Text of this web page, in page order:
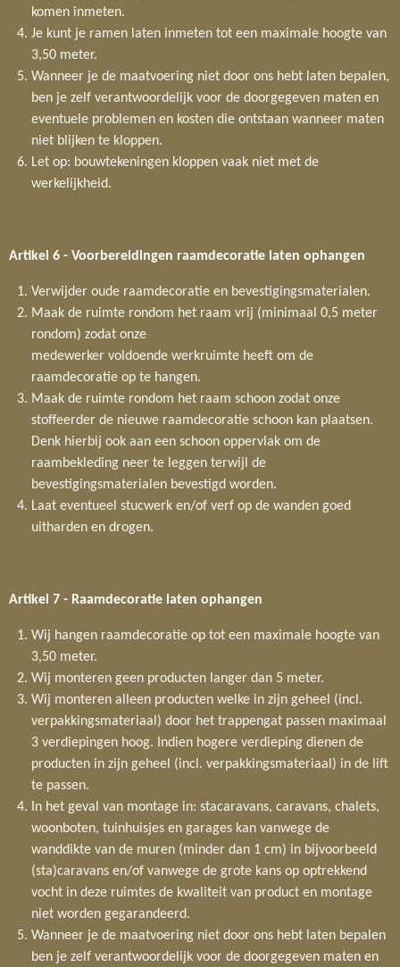
komen inmeten.
Je kunt je ramen laten inmeten tot een maximale hoogte van
3,50 meter.
Wanneer je de maatvoering niet door ons hebt laten bepalen,
ben je zelf verantwoordelijk voor de doorgegeven maten en
eventuele problemen en kosten die ontstaan wanneer maten
niet blijken te kloppen.
Let op: bouwtekeningen kloppen vaak niet met de
werkelijkheid.
Artikel 6 - Voorbereidingen raamdecoratie laten ophangen
Verwijder oude raamdecoratie en bevestigingsmaterialen.
Maak de ruimte rondom het raam vrij (minimaal 0,5 meter
rondom) zodat onze
medewerker voldoende werkruimte heeft om de
raamdecoratie op te hangen.
Maak de ruimte rondom het raam schoon zodat onze
stoffeerder de nieuwe raamdecoratie schoon kan plaatsen.
Denk hierbij ook aan een schoon oppervlak om de
raambekleding neer te leggen terwijl de
bevestigingsmaterialen bevestigd worden.
Laat eventueel stucwerk en/of verf op de wanden goed
uitharden en drogen.
Artikel 7 - Raamdecoratie laten ophangen
Wij hangen raamdecoratie op tot een maximale hoogte van
3,50 meter.
Wij monteren geen producten langer dan 5 meter.
Wij monteren alleen producten welke in zijn geheel (incl.
verpakkingsmateriaal) door het trappengat passen maximaal
3 verdiepingen hoog. Indien hogere verdieping dienen de
producten in zijn geheel (incl. verpakkingsmateriaal) in de lift
te passen.
In het geval van montage in: stacaravans, caravans, chalets,
woonboten, tuinhuisjes en garages kan vanwege de
wanddikte van de muren (minder dan 1 cm) in bijvoorbeeld
(sta)caravans en/of vanwege de grote kans op optrekkend
vocht in deze ruimtes de kwaliteit van product en montage
niet worden gegarandeerd.
Wanneer je de maatvoering niet door ons hebt laten bepalen
ben je zelf verantwoordelijk voor de doorgegeven maten en